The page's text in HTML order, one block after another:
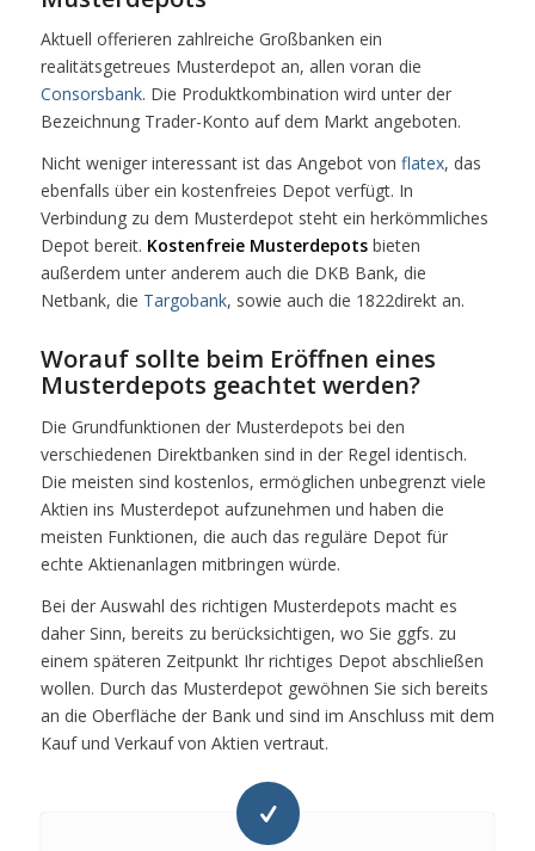
Aktuell offerieren zahlreiche Großbanken ein
realitätsgetreues Musterdepot an, allen voran die
Consorsbank. Die Produktkombination wird unter der
Bezeichnung Trader-Konto auf dem Markt angeboten.
Nicht weniger interessant ist das Angebot von flatex, das
ebenfalls über ein kostenfreies Depot verfügt. In
Verbindung zu dem Musterdepot steht ein herkömmliches
Depot bereit. Kostenfreie Musterdepotsbieten
außerdem unter anderem auch die DKB Bank, die
Netbank, die Targobank, sowie auch die 1822direkt an.
Worauf sollte beim Eröffnen eines
Musterdepots geachtet werden?
Die Grundfunktionen der Musterdepots bei den
verschiedenen Direktbanken sind in der Regel identisch.
Die meisten sind kostenlos, ermöglichen unbegrenzt viele
Aktien ins Musterdepot aufzunehmen und haben die
meisten Funktionen, die auch das reguläre Depot für
echte Aktienanlagen mitbringen würde.
Bei der Auswahl des richtigen Musterdepots macht es
daher Sinn, bereits zu berücksichtigen, wo Sie ggfs. zu
einem späteren Zeitpunkt Ihr richtiges Depot abschließen
wollen. Durch das Musterdepot gewöhnen Sie sich bereits
an die Oberfläche der Bank und sind im Anschluss mit dem
Kauf und Verkauf von Aktien vertraut.